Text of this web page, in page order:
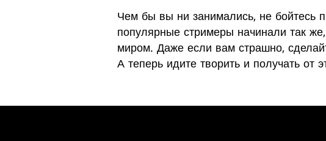
Чем бы вы ни занимались, не бойтесь
популярные стримеры начинали так
миром. Даже если вам страшно,
А теперь идите творить и получать от